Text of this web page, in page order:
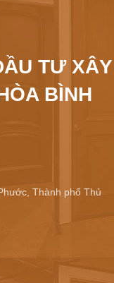
TƯ XÂY
BÌNH
Thành phố Thủ